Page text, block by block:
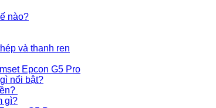
nào?
và thanh ren
Epcon G5 Pro
nổi bật?
gì?